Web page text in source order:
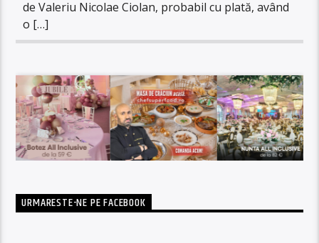
de Valeriu Nicolae Ciolan, probabil cu plată, având
o […]
URMARESTE-NE PE FACEBOOK